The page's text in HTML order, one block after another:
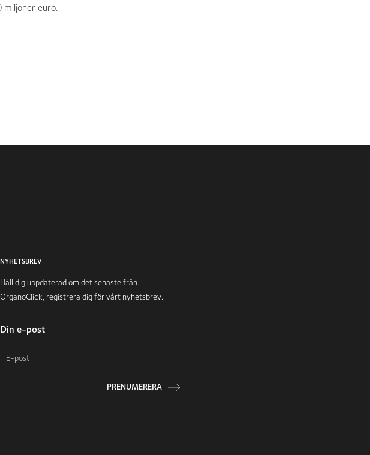
euro.
NYHETSBREV
Håll dig uppdaterad om det senaste från
OrganoClick, registrera dig för vårt nyhetsbrev.
Din e-post
PRENUMERERA